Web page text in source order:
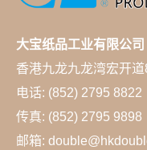
大宝纸品工业有限公司
香港九龙九龙湾宏开
电话: (852) 2795 8822
传真: (852) 2795 9898
邮箱: